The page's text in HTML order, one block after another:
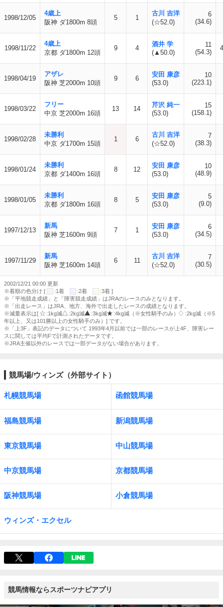
1998/12/05
4歳上
阪神 ダ1800m 8頭
5 1
古川 吉洋
(☆52.0)
6
(34.6)
1998/11/22
4歳上
京都 ダ1800m 12頭
9 4
酒井 学
(▲50.0)
11
(54.3)
1998/04/19
アザレ
阪神 芝2000m 10頭
9 6
安田 康彦
(53.0)
10
(223.1)
1998/03/22
フリー
中京 芝2000m 16頭
13 14
芹沢 純一
(53.0)
15
(158.1)
1998/02/28
未勝利
中京 ダ1700m 15頭
1 6
古川 吉洋
(☆52.0)
7
(38.3)
1998/01/24
未勝利
京都 ダ1400m 16頭
8 12
安田 康彦
(53.0)
10
(48.9)
1998/01/05
未勝利
京都 ダ1800m 16頭
8 5
安田 康彦
(53.0)
5
(9.0)
1997/12/13
新馬
阪神 芝1600m 9頭
7 1
安田 康彦
(53.0)
6
(34.5)
1997/11/29
新馬
阪神 芝1600m 14頭
6 11
古川 吉洋
(☆52.0)
7
(30.5)
2002/12/21 00:00 更新
※着順の色分け [
:1着 :2着
:3着 ]
※「平地競走成績」と「障害競走成績」はJRAのレースのみとなります。
※「出走レース」はJRA、地方、海外で出走したレースの成績となります。
※減量表示は[
:1kg減 :2kg減 :3kg減 :4kg減（※女性騎手のみ）
:2kg減（※5
年以上、又は101勝以上の女性騎手のみ）] です。
※「上3F」表記のデータについて 1993年4月以前では一部のレースが上4F、障害レー
スに関しては平均Fで計測されたデータです。
※JRA主催以外のレースでは一部データがない場合があります。
競馬場/ウィンズ（外部サイト）
札幌競馬場 函館競馬場
福島競馬場 新潟競馬場
東京競馬場 中山競馬場
中京競馬場 京都競馬場
阪神競馬場 小倉競馬場
ウィンズ・エクセル
競馬情報ならスポーツナビアプリ